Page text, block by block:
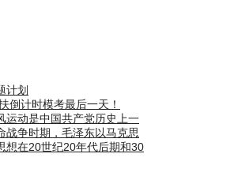
计划
倒计时模考最后一天！
运动是中国共产党历史上一
战争时期，毛泽东以马克思
想在20世纪20年代后期和30